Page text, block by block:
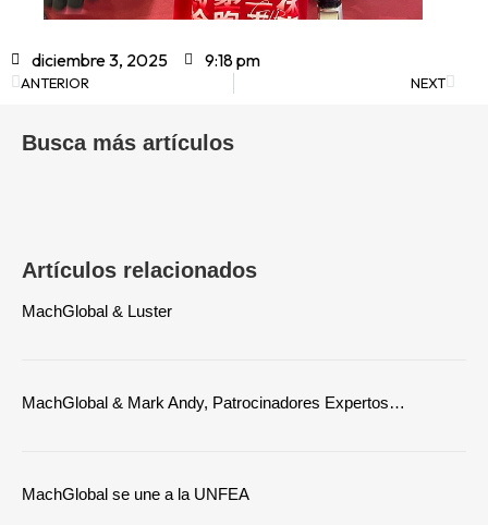
diciembre 3, 2025 9:18 pm
ANTERIOR NEXT
Busca más artículos
Artículos relacionados
MachGlobal & Luster
MachGlobal & Mark Andy, Patrocinadores Expertos…
MachGlobal se une a la UNFEA